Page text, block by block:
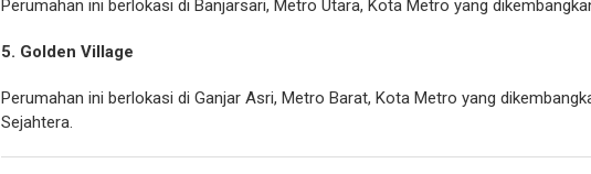
Perumahan ini berlokasi di Banjarsari, Metro Utara, Kota Metro yang
5. Golden Village
Perumahan ini berlokasi di Ganjar Asri, Metro Barat, Kota Metro yang
Sejahtera.